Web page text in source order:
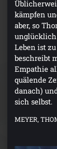
kämpfen
aber, so
unglücklich
Leben ist
beschreibt
Empathie
quälende
danach)
sich selbst.
MEYER,